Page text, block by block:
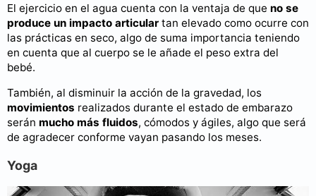
El ejercicio en el agua cuenta con la ventaja de que no se
produce un impacto articular tan elevado como ocurre con
las prácticas en seco, algo de suma importancia teniendo
en cuenta que al cuerpo se le añade el peso extra del
bebé.
También, al disminuir la acción de la gravedad, los
movimientos realizados durante el estado de embarazo
serán mucho más fluidos, cómodos y ágiles, algo que será
de agradecer conforme vayan pasando los meses.
Yoga